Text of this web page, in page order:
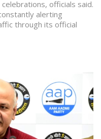
officials said.
alerting
through its official